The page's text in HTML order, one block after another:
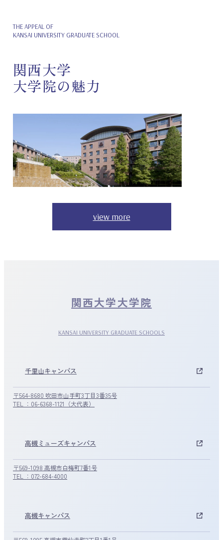
THE APPEAL OF
KANSAI UNIVERSITY GRADUATE SCHOOL
関西大学
大学院の魅力
view more
関西大学大学院
KANSAI UNIVERSITY GRADUATE SCHOOLS
千里山キャンパス
〒564-8680 吹田市山手町3丁目3番35号
TEL ：06-6368-1121（大代表）
高槻ミューズキャンパス
〒569-1098 高槻市白梅町7番1号
TEL ：072-684-4000
高槻キャンパス